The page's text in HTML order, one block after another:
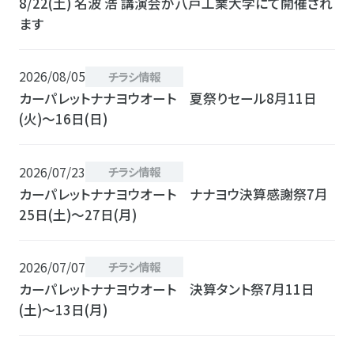
ます
2026/08/05 チラシ情報
カーパレットナナヨウオート 夏祭りセール8月11日
(火)〜16日(日)
2026/07/23 チラシ情報
カーパレットナナヨウオート ナナヨウ決算感謝祭7月
25日(土)〜27日(月)
2026/07/07 チラシ情報
カーパレットナナヨウオート 決算タント祭7月11日
(土)〜13日(月)